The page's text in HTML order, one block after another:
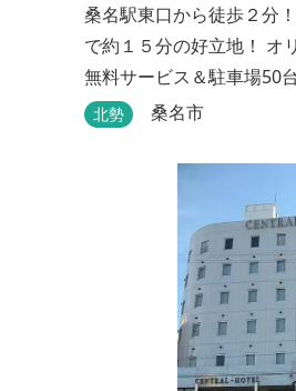
桑名駅東口から徒歩２分
で約１５分の好立地！ オ
無料サービス＆駐車場50
選べるアメニティＢＡＲ
北勢 桑名市